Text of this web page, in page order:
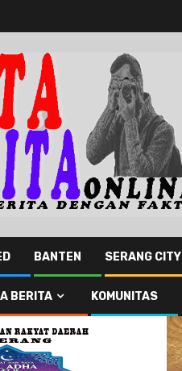
BANTEN SERANG CITY
BERITA KOMUNITAS